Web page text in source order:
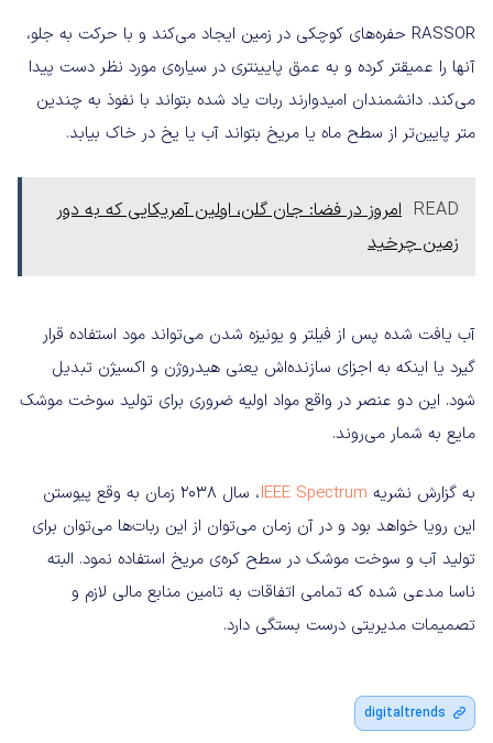
RASSOR حفره‌های کوچکی در زمین ایجاد می‌کند و با حرکت به جلو،
آنها را عمیقتر کرده و به عمق پایینتری در سیاره‌ی مورد نظر دست پیدا
می‌کند. دانشمندان امیدوارند ربات یاد شده بتواند با نفوذ به چندین
متر پایین‌تر از سطح ماه یا مریخ بتواند آب یا یخ در خاک بیابد.
READ امروز در فضا: جان گلن، اولین آمریکایی که به دور
زمین چرخید
آب یافت شده پس از فیلتر و یونیزه شدن می‌تواند مود استفاده قرار
گیرد یا اینکه به اجزای سازنده‌اش یعنی هیدروژن و اکسیژن تبدیل
شود. این دو عنصر در واقع مواد اولیه ضروری برای تولید سوخت موشک
مایع به شمار می‌روند.
به گزارش نشریه IEEE Spectrum
، سال ۲۰۳۸ زمان به وقع پیوستن
این رویا خواهد بود و در آن زمان می‌توان از این ربات‌ها می‌توان برای
تولید آب و سوخت موشک در سطح کره‌ی مریخ استفاده نمود. البته
ناسا مدعی شده که تمامی اتفاقات به تامین منابع مالی لازم و
تصمیمات مدیریتی درست بستگی دارد.
digitaltrends